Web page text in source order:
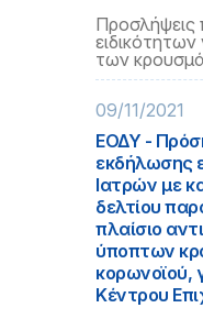
των
09/11/2021
ΕΟΔΥ -
εκδήλωσης
Ιατρών με
δελτίου
πλαίσιο
ύποπτων
κορωνοϊού,
Κέντρου